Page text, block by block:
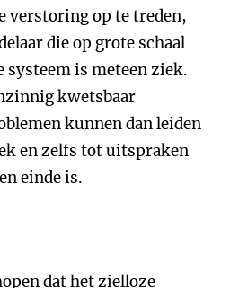
verstoring op te treden,
die op grote schaal
systeem is meteen ziek.
kwetsbaar
kunnen dan leiden
en zelfs tot uitspraken
einde is.
dat het zielloze